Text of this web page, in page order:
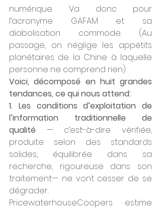
numérique. Va donc pour
l’acronyme GAFAM et sa
diabolisation commode. (Au
passage, on néglige les appétits
planétaires de la Chine à laquelle
personne ne comprend rien).
Voici, décomposé en huit grandes
tendances, ce qui nous attend:
1. Les conditions d’exploitation de
l’information traditionnelle de
qualité — c’est-à-dire vérifiée,
produite selon des standards
solides, équilibrée dans sa
recherche, rigoureuse dans son
traitement— ne vont cesser de se
dégrader.
PricewaterhouseCoopers estime